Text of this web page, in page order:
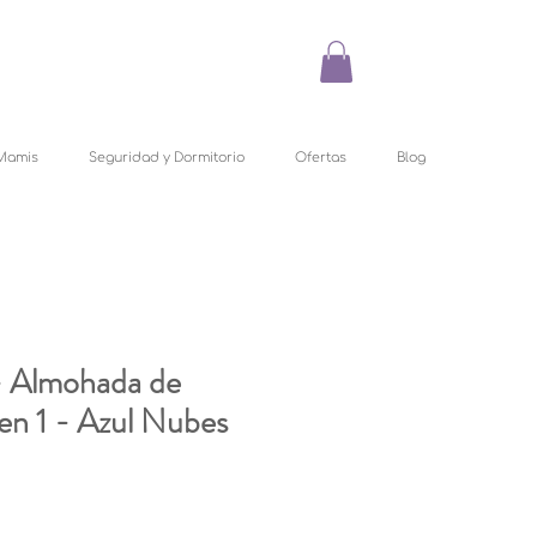
Seguridad y Dormitorio Ofertas Blog
de
1 - Azul Nubes